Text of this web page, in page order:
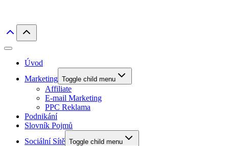
Úvod
Marketing Toggle child menu
Affiliate
E-mail Marketing
PPC Reklama
Podnikání
Slovník Pojmů
Sociální Sítě Toggle child menu